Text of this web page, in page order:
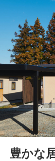
豊かな